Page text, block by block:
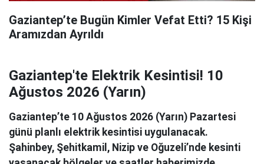
Gaziantep’te Bugün Kimler Vefat Etti? 15 Kişi
Aramızdan Ayrıldı
Gaziantep'te Elektrik Kesintisi! 10
Ağustos 2026 (Yarın)
Gaziantep’te 10 Ağustos 2026 (Yarın) Pazartesi
günü planlı elektrik kesintisi uygulanacak.
Şahinbey, Şehitkamil, Nizip ve Oğuzeli’nde kesinti